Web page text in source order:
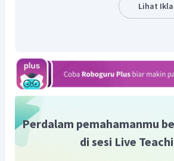
Dari hasil di atas didapat bahwa
dan 5 serta faktorisai prima dari 60
Lihat
Perdalam pemahamanmu
di sesi Live